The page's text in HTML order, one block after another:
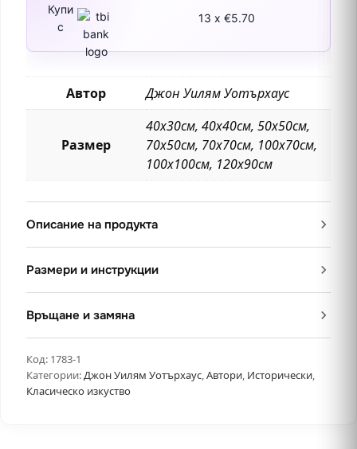
Купи
с
13 x €5.70
Автор Джон Уилям Уотърхаус
Размер
40х30см, 40х40см, 50х50см,
70х50см, 70х70см, 100х70см,
100х100см, 120х90см
Описание на продукта
Размери и инструкции
Връщане и замяна
Код: 1783-1
Категории:Джон Уилям Уотърхаус,Автори, Исторически,
Класическо изкуство